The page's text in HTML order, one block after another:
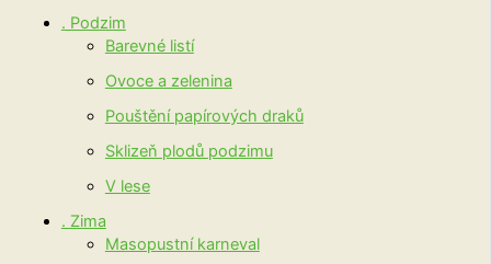
. Podzim
Barevné listí
Ovoce a zelenina
Pouštění papírových draků
Sklizeň plodů podzimu
V lese
. Zima
Masopustní karneval